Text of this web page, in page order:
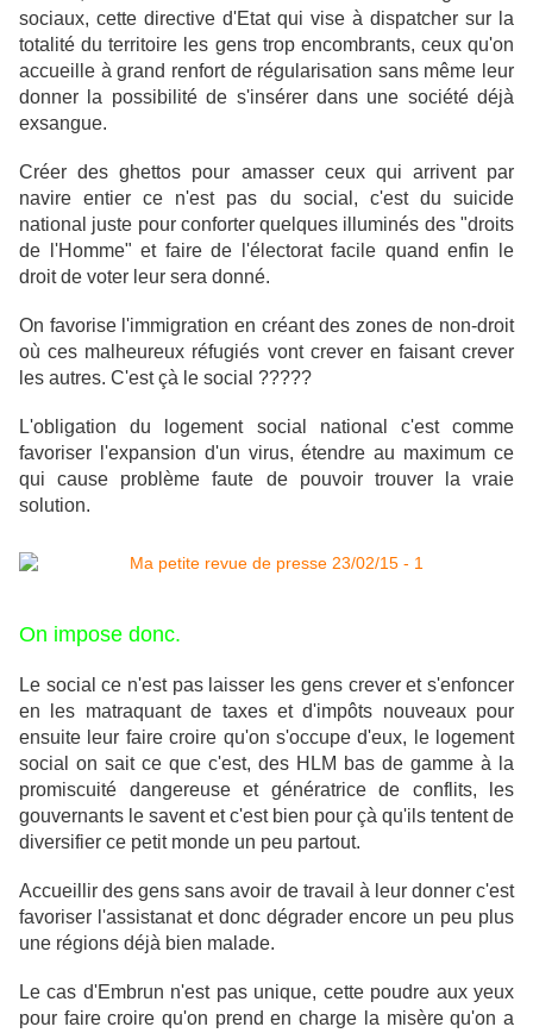
sociaux, cette directive d'Etat qui vise à dispatcher sur la
totalité du territoire les gens trop encombrants, ceux qu'on
accueille à grand renfort de régularisation sans même leur
donner la possibilité de s'insérer dans une société déjà
exsangue.
Créer des ghettos pour amasser ceux qui arrivent par
navire entier ce n'est pas du social, c'est du suicide
national juste pour conforter quelques illuminés des "droits
de l'Homme" et faire de l'électorat facile quand enfin le
droit de voter leur sera donné.
On favorise l'immigration en créant des zones de non-droit
où ces malheureux réfugiés vont crever en faisant crever
les autres. C'est çà le social ?????
L'obligation du logement social national c'est comme
favoriser l'expansion d'un virus, étendre au maximum ce
qui cause problème faute de pouvoir trouver la vraie
solution.
On impose donc.
Le social ce n'est pas laisser les gens crever et s'enfoncer
en les matraquant de taxes et d'impôts nouveaux pour
ensuite leur faire croire qu'on s'occupe d'eux, le logement
social on sait ce que c'est, des HLM bas de gamme à la
promiscuité dangereuse et génératrice de conflits, les
gouvernants le savent et c'est bien pour çà qu'ils tentent de
diversifier ce petit monde un peu partout.
Accueillir des gens sans avoir de travail à leur donner c'est
favoriser l'assistanat et donc dégrader encore un peu plus
une régions déjà bien malade.
Le cas d'Embrun n'est pas unique, cette poudre aux yeux
pour faire croire qu'on prend en charge la misère qu'on a